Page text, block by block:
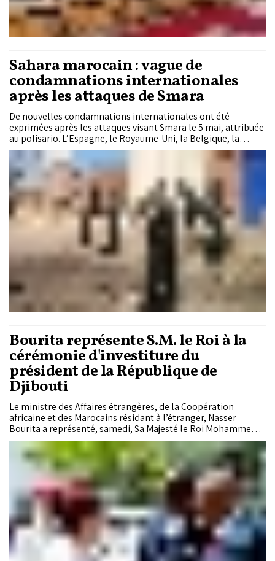
Sahara marocain : vague de
condamnations internationales
après les attaques de Smara
De nouvelles condamnations internationales ont été
exprimées après les attaques visant Smara le 5 mai, attribuée
au polisario. L’Espagne, le Royaume-Uni, la Belgique, la
Jordanie, les Émirats arabes unis, le Bahreïn, l’Arabie
saoudite et le Qatar ont dénoncé ces attaques et appelé à la
poursuite des efforts politiques sous l’égide des Nations
unies.
Bourita représente S.M. le Roi à la
cérémonie d'investiture du
président de la République de
Djibouti
Le ministre des Affaires étrangères, de la Coopération
africaine et des Marocains résidant à l’étranger, Nasser
Bourita a représenté, samedi, Sa Majesté le Roi Mohammed
VI, que Dieu L'assiste, à la cérémonie d’investiture du
président de la République de Djibouti, M. Ismaïl Omar
Guelleh.